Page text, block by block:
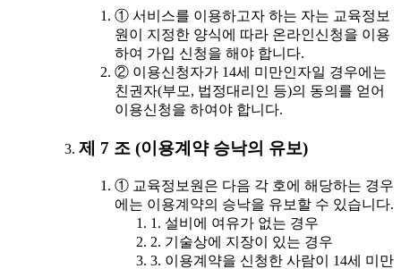
① 서비스를 이용하고자 하는 자는 교육정보
원이 지정한 양식에 따라 온라인신청을 이용
하여 가입 신청을 해야 합니다.
② 이용신청자가 14세 미만인자일 경우에는
친권자(부모, 법정대리인 등)의 동의를 얻어
이용신청을 하여야 합니다.
제 7 조 (이용계약 승낙의 유보)
① 교육정보원은 다음 각 호에 해당하는 경우
에는 이용계약의 승낙을 유보할 수 있습니다.
1. 설비에 여유가 없는 경우
2. 기술상에 지장이 있는 경우
3. 이용계약을 신청한 사람이 14세 미만